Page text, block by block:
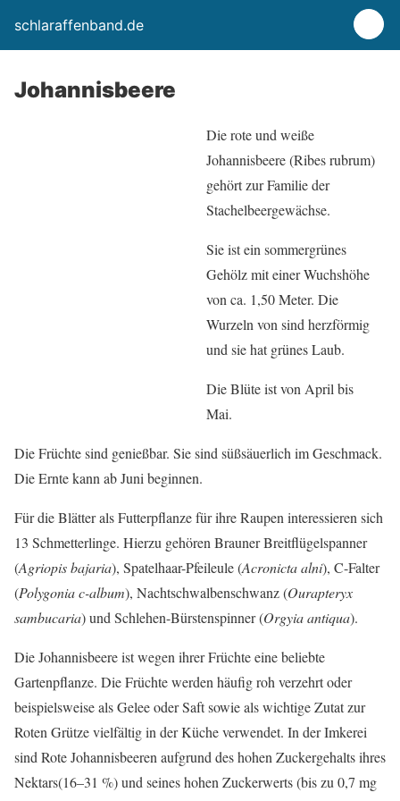
schlaraffenband.de
Johannisbeere
Die rote und weiße
Johannisbeere (Ribes rubrum)
gehört zur Familie der
Stachelbeergewächse.
Sie ist ein sommergrünes
Gehölz mit einer Wuchshöhe
von ca. 1,50 Meter. Die
Wurzeln von sind herzförmig
und sie hat grünes Laub.
Die Blüte ist von April bis
Mai.
Die Früchte sind genießbar. Sie sind süßsäuerlich im Geschmack.
Die Ernte kann ab Juni beginnen.
Für die Blätter als Futterpflanze für ihre Raupen interessieren sich
13 Schmetterlinge. Hierzu gehören Brauner Breitflügelspanner
(Agriopis bajaria), Spatelhaar-Pfeileule (Acronicta alni), C-Falter
(Polygonia c-album), Nachtschwalbenschwanz (Ourapteryx
sambucaria) und Schlehen-Bürstenspinner (Orgyia antiqua).
Die Johannisbeere ist wegen ihrer Früchte eine beliebte
Gartenpflanze. Die Früchte werden häufig roh verzehrt oder
beispielsweise als Gelee oder Saft sowie als wichtige Zutat zur
Roten Grütze vielfältig in der Küche verwendet. In der Imkerei
sind Rote Johannisbeeren aufgrund des hohen Zuckergehalts ihres
Nektars(16–31 %) und seines hohen Zuckerwerts (bis zu 0,7 mg